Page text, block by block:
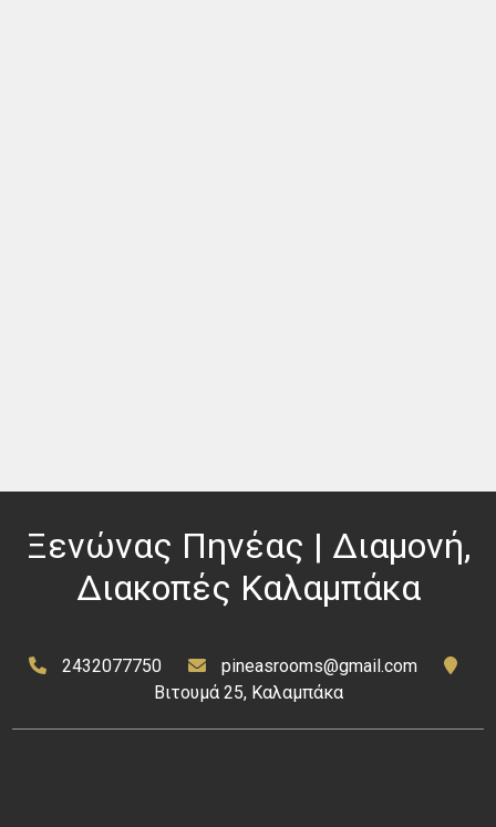
Ξενώνας Πηνέας | Διαμονή,
Διακοπές Καλαμπάκα
2432077750
pineasrooms@gmail.com
Βιτουμά 25, Καλαμπάκα